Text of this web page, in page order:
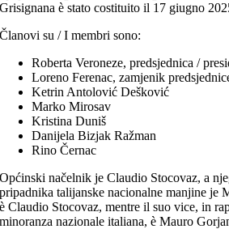
Grisignana è stato costituito il 17 giugno
Članovi su / I membri sono:
Roberta Veroneze, predsjednica /
Loreno Ferenac, zamjenik
Ketrin Antolović Dešković
Marko Mirosav
Kristina Duniš
Danijela Bizjak Ražman
Rino Černac
Općinski načelnik je Claudio Stocovaz, a
pripadnika talijanske nacionalne manjine je
è Claudio Stocovaz, mentre il suo vice, in
minoranza nazionale italiana, è Mauro